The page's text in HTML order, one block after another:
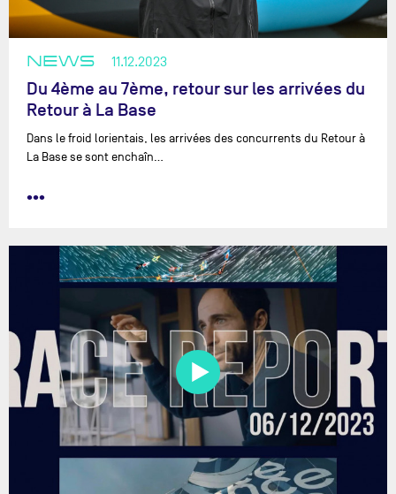
NEWS 11.12.2023
Du 4ème au 7ème, retour sur les arrivées du
Retour à La Base
Dans le froid lorientais, les arrivées des concurrents du Retour à
La Base se sont enchaîn…
•••